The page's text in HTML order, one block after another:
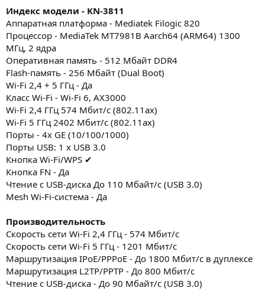
Индекс модели - KN-3811
Аппаратная платформа - Mediatek Filogic 820
Процессор - MediaTek MT7981B Aarch64 (ARM64) 1300
МГц, 2 ядра
Оперативная память - 512 Мбайт DDR4
Flash-память - 256 Мбайт (Dual Boot)
Wi-Fi 2,4 + 5 ГГц - Да
Класс Wi-Fi - Wi-Fi 6, AX3000
Wi-Fi 2,4 ГГц 574 Мбит/с (802.11ax)
Wi-Fi 5 ГГц 2402 Мбит/с (802.11ax)
Порты - 4x GE (10/100/1000)
Порты USB: 1 x USB 3.0
Кнопка Wi-Fi/WPS ✔
Кнопка FN - Да
Чтение с USB-диска До 110 Мбайт/с (USB 3.0)
Mesh Wi-Fi-система - Да
Производительность
Скорость сети Wi-Fi 2,4 ГГц - 574 Мбит/с
Скорость сети Wi-Fi 5 ГГц - 1201 Мбит/с
Маршрутизация IPoE/PPPoE - До 1800 Мбит/с в дуплексе
Маршрутизация L2TP/PPTP - До 800 Мбит/с
Чтение с USB-диска - До 90 Мбайт/с (USB 3.0)